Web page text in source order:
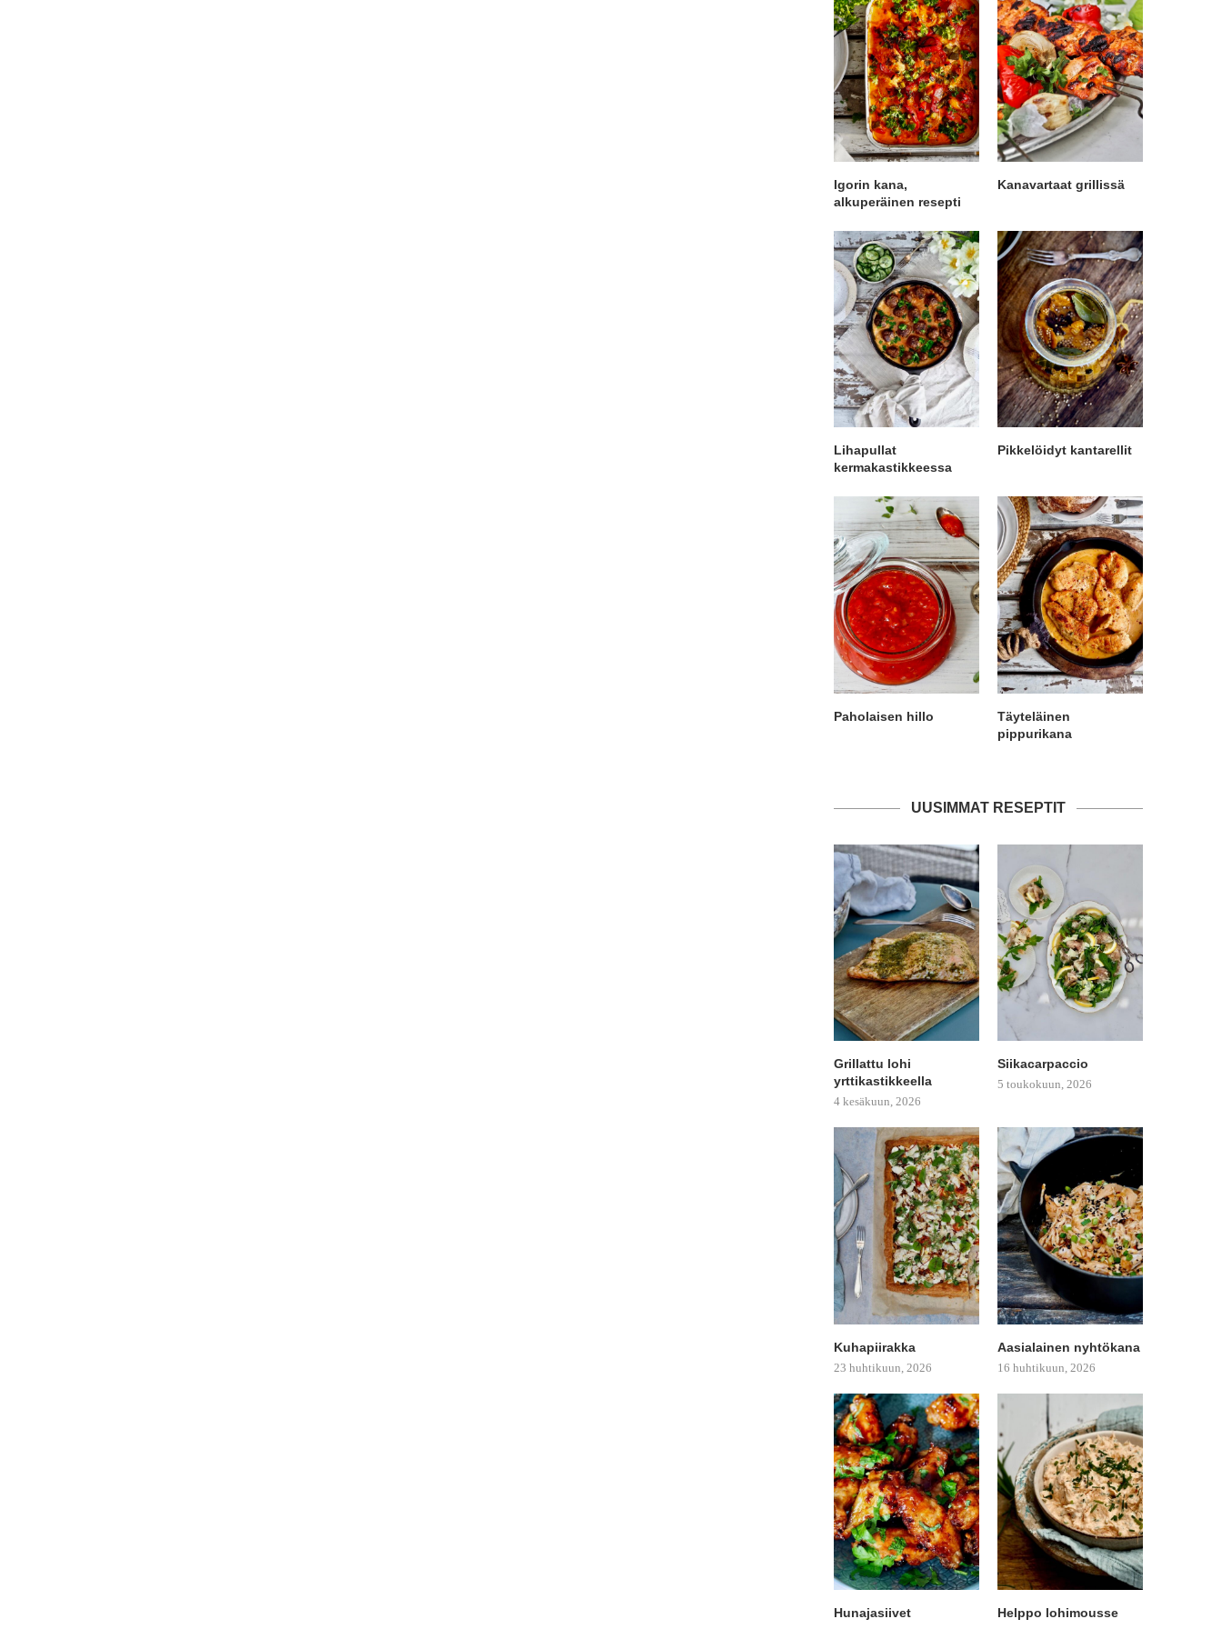
Igorin kana,
alkuperäinen resepti
Kanavartaat grillissä
Lihapullat
kermakastikkeessa
Pikkelöidyt kantarellit
Paholaisen hillo
Täyteläinen
pippurikana
UUSIMMAT RESEPTIT
Grillattu lohi
yrttikastikkeella
4 kesäkuun, 2026
Siikacarpaccio
5 toukokuun, 2026
Kuhapiirakka
23 huhtikuun, 2026
Aasialainen nyhtökana
16 huhtikuun, 2026
Hunajasiivet Helppo lohimousse